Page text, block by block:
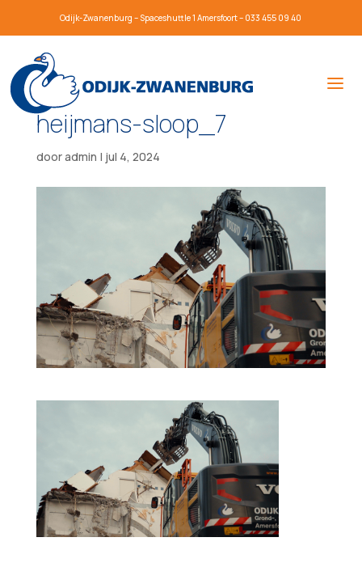
Odijk-Zwanenburg – Spaceshuttle 1 Amersfoort – 033 455 09 40
heijmans-sloop_7
dooradmin | jul 4, 2024